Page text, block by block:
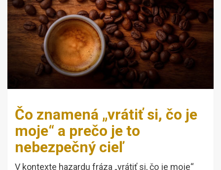
Čo znamená „vrátiť si, čo je
moje“ a prečo je to
nebezpečný cieľ
V kontexte hazardu fráza „vrátiť si, čo je moje“